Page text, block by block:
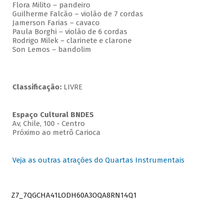
Flora Milito – pandeiro
Guilherme Falcão – violão de 7 cordas
Jamerson Farias – cavaco
Paula Borghi – violão de 6 cordas
Rodrigo Milek – clarinete e clarone
Son Lemos – bandolim
Classificação: LIVRE
Espaço Cultural BNDES
Av, Chile, 100 - Centro
Próximo ao metrô Carioca
Veja as outras atrações do Quartas Instrumentais
Z7_7QGCHA41LODH60A3OQA8RN14Q1